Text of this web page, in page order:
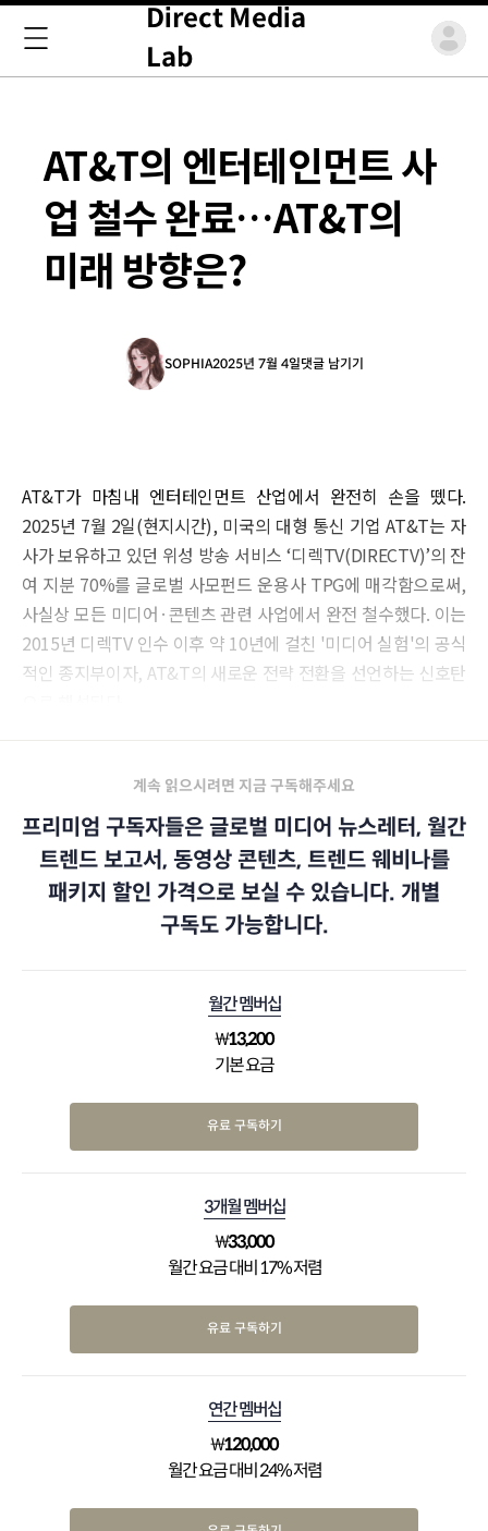
Direct Media
Lab
AT&T의 엔터테인먼트 사
업 철수 완료…AT&T의
미래 방향은?
SOPHIA2025년 7월 4일댓글 남기기
AT&T가 마침내 엔터테인먼트 산업에서 완전히 손을 뗐다.
2025년 7월 2일(현지시간), 미국의 대형 통신 기업 AT&T는 자
사가 보유하고 있던 위성 방송 서비스 ‘디렉TV(DIRECTV)’의 잔
여 지분 70%를 글로벌 사모펀드 운용사 TPG에 매각함으로써,
사실상 모든 미디어·콘텐츠 관련 사업에서 완전 철수했다. 이는
2015년 디렉TV 인수 이후 약 10년에 걸친 '미디어 실험'의 공식
적인 종지부이자, AT&T의 새로운 전략 전환을 선언하는 신호탄
계속 읽으시려면 지금 구독해주세요
프리미엄 구독자들은 글로벌 미디어 뉴스레터, 월간
트렌드 보고서, 동영상 콘텐츠, 트렌드 웨비나를
패키지 할인 가격으로 보실 수 있습니다. 개별
구독도 가능합니다.
월간 멤버십
₩13,200
기본 요금
유료 구독하기
3개월 멤버십
₩33,000
월간 요금 대비 17% 저렴
유료 구독하기
연간 멤버십
₩120,000
월간 요금 대비 24% 저렴